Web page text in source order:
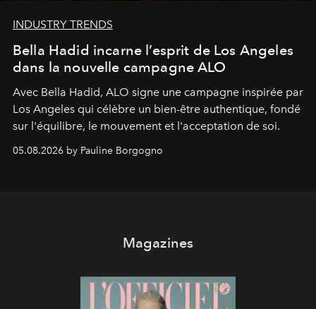
INDUSTRY TRENDS
Bella Hadid incarne l’esprit de Los Angeles
dans la nouvelle campagne ALO
Avec Bella Hadid, ALO signe une campagne inspirée par
Los Angeles qui célèbre un bien-être authentique, fondé
sur l'équilibre, le mouvement et l'acceptation de soi.
05.08.2026 by Pauline Borgogno
Magazines